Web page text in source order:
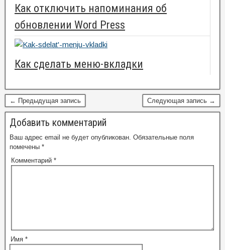
Как отключить напоминания об
обновлении Word Press
Как сделать меню-вкладки
← Предыдущая запись Следующая запись →
Добавить комментарий
Ваш адрес email не будет опубликован. Обязательные поля
помечены *
Комментарий *
Имя *